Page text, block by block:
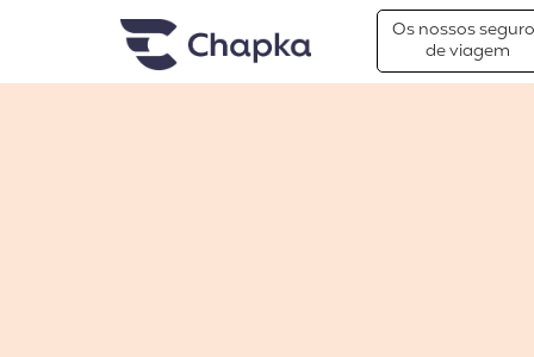
Chapka Seguro Viagem Os nossos
de viagem